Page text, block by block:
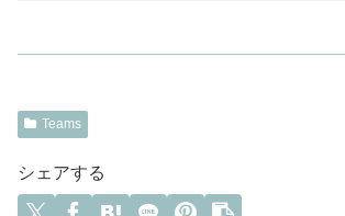
Teams
シェアする